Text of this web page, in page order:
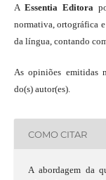
A Essentia Editora
normativa, ortográfica
da língua, contando
As opiniões emitidas
do(s) autor(es).
COMO CITAR
A abordagem da